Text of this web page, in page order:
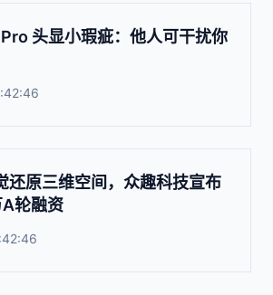
头显小瑕疵：他人可干扰你
还原三维空间，众趣科技宣布
轮融资